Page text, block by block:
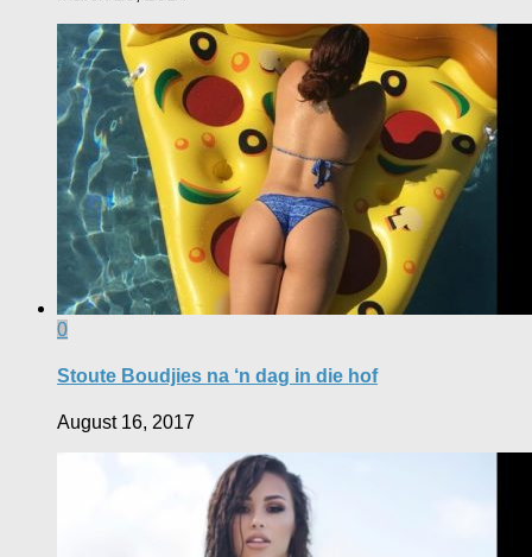
0
Stoute Boudjies na ‘n dag in die hof
August 16, 2017